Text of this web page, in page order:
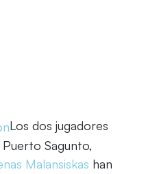
Los dos jugadores
Sagunto,
Malansiskas han